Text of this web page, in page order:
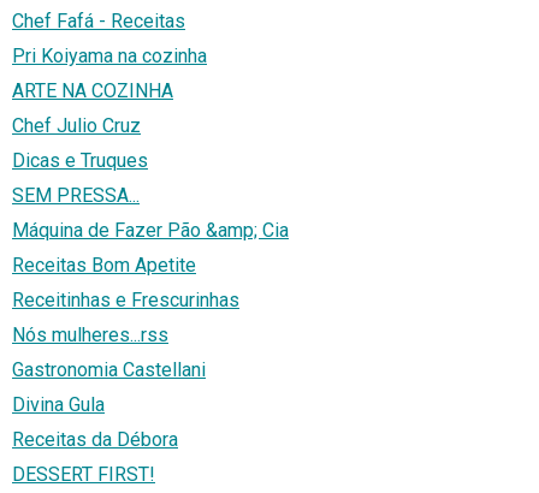
Chef Fafá - Receitas
Pri Koiyama na cozinha
ARTE NA COZINHA
Chef Julio Cruz
Dicas e Truques
SEM PRESSA...
Máquina de Fazer Pão &amp; Cia
Receitas Bom Apetite
Receitinhas e Frescurinhas
Nós mulheres...rss
Gastronomia Castellani
Divina Gula
Receitas da Débora
DESSERT FIRST!